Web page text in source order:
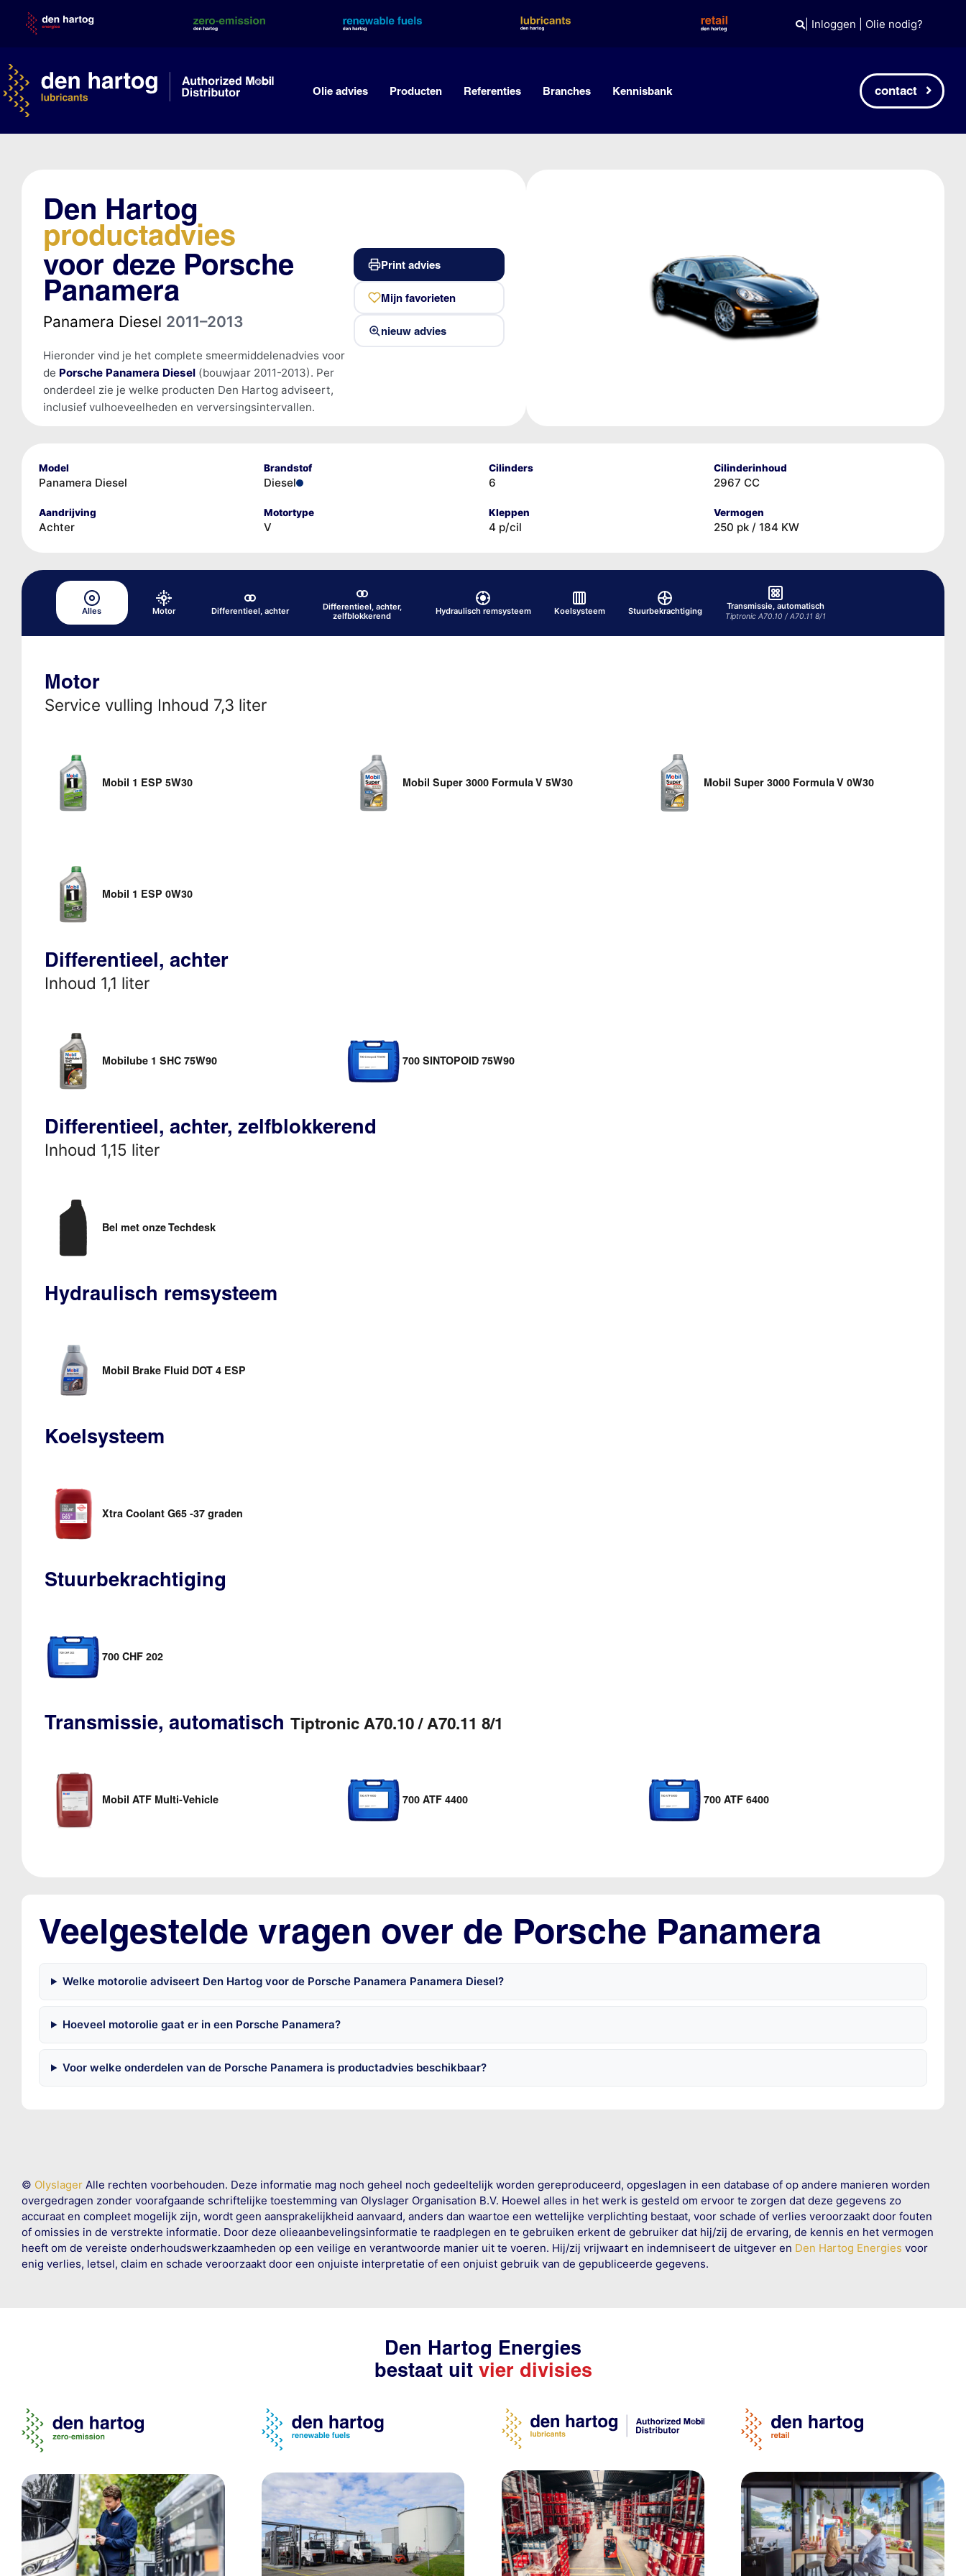
content
| Inloggen Olie nodig?
Olie advies Producten Referenties Branches Kennisbank contact
Den Hartog
productadvies
voor deze Porsche
Panamera
Panamera Diesel 2011–2013
Hieronder vind je het complete smeermiddelenadvies voor
de Porsche Panamera Diesel(bouwjaar 2011-2013). Per
onderdeel zie je welke producten Den Hartog adviseert,
inclusief vulhoeveelheden en verversingsintervallen.
Print advies
Mijn favorieten
nieuw advies
Model
Panamera Diesel
Brandstof
Diesel
Cilinders
6
Cilinderinhoud
2967 CC
Aandrijving
Achter
Motortype
V
Kleppen
4 p/cil
Vermogen
250 pk / 184 KW
Alles Motor Differentieel, achter
Differentieel, achter,
zelfblokkerend
Hydraulisch remsysteem Koelsysteem Stuurbekrachtiging
Transmissie, automatisch
Tiptronic A70.10 / A70.11 8/1
Motor
Service vulling Inhoud 7,3 liter
Mobil 1 ESP 5W30 Mobil Super 3000 Formula V 5W30 Mobil Super 3000 Formula V 0W30
Mobil 1 ESP 0W30
Differentieel, achter
Inhoud 1,1 liter
Mobilube 1 SHC 75W90 700 SINTOPOID 75W90
Differentieel, achter, zelfblokkerend
Inhoud 1,15 liter
Bel met onze Techdesk
Hydraulisch remsysteem
Mobil Brake Fluid DOT 4 ESP
Koelsysteem
Xtra Coolant G65 -37 graden
Stuurbekrachtiging
700 CHF 202
Transmissie, automatisch Tiptronic A70.10 / A70.11 8/1
Mobil ATF Multi-Vehicle 700 ATF 4400 700 ATF 6400
Veelgestelde vragen over de Porsche Panamera
Welke motorolie adviseert Den Hartog voor de Porsche Panamera Panamera Diesel?
Hoeveel motorolie gaat er in een Porsche Panamera?
Voor welke onderdelen van de Porsche Panamera is productadvies beschikbaar?
© OlyslagerAlle rechten voorbehouden. Deze informatie mag noch geheel noch gedeeltelijk worden gereproduceerd, opgeslagen in een database of op andere manieren worden
overgedragen zonder voorafgaande schriftelijke toestemming van Olyslager Organisation B.V. Hoewel alles in het werk is gesteld om ervoor te zorgen dat deze gegevens zo
accuraat en compleet mogelijk zijn, wordt geen aansprakelijkheid aanvaard, anders dan waartoe een wettelijke verplichting bestaat, voor schade of verlies veroorzaakt door fouten
of omissies in de verstrekte informatie. Door deze olieaanbevelingsinformatie te raadplegen en te gebruiken erkent de gebruiker dat hij/zij de ervaring, de kennis en het vermogen
heeft om de vereiste onderhoudswerkzaamheden op een veilige en verantwoorde manier uit te voeren. Hij/zij vrijwaart en indemniseert de uitgever en Den Hartog Energies voor
enig verlies, letsel, claim en schade veroorzaakt door een onjuiste interpretatie of een onjuist gebruik van de gepubliceerde gegevens.
Den Hartog Energies
bestaat uit vier divisies